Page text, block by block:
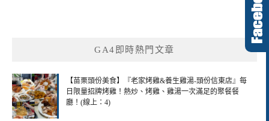
GA4即時熱門文章
【苗栗頭份美食】『老家烤雞&養生雞湯-頭份信東店』每
日限量招牌烤雞！熱炒、烤雞、雞湯一次滿足的聚餐餐
廳！(線上：4)